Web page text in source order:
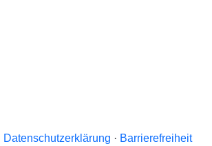
Datenschutzerklärung · Barrierefreiheit